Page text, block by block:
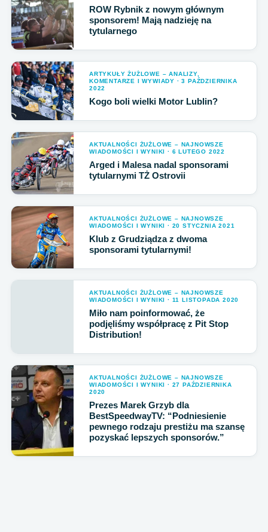
ROW Rybnik z nowym głównym
sponsorem! Mają nadzieję na
tytularnego
ARTYKUŁY ŻUŻLOWE – ANALIZY,
KOMENTARZE I WYWIADY · 3 PAŹDZIERNIKA
2022
Kogo boli wielki Motor Lublin?
AKTUALNOŚCI ŻUŻLOWE – NAJNOWSZE
WIADOMOŚCI I WYNIKI · 6 LUTEGO 2022
Arged i Malesa nadal sponsorami
tytularnymi TŻ Ostrovii
AKTUALNOŚCI ŻUŻLOWE – NAJNOWSZE
WIADOMOŚCI I WYNIKI · 20 STYCZNIA 2021
Klub z Grudziądza z dwoma
sponsorami tytularnymi!
AKTUALNOŚCI ŻUŻLOWE – NAJNOWSZE
WIADOMOŚCI I WYNIKI · 11 LISTOPADA 2020
Miło nam poinformować, że
podjęliśmy współpracę z Pit Stop
Distribution!
AKTUALNOŚCI ŻUŻLOWE – NAJNOWSZE
WIADOMOŚCI I WYNIKI · 27 PAŹDZIERNIKA
2020
Prezes Marek Grzyb dla
BestSpeedwayTV: “Podniesienie
pewnego rodzaju prestiżu ma szansę
pozyskać lepszych sponsorów.”